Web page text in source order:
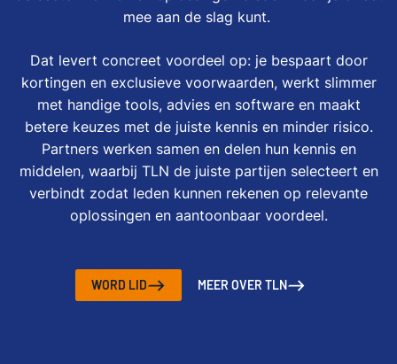
mee aan de slag kunt.
Dat levert concreet voordeel op: je bespaart door
kortingen en exclusieve voorwaarden, werkt slimmer
met handige tools, advies en software en maakt
betere keuzes met de juiste kennis en minder risico.
Partners werken samen en delen hun kennis en
middelen, waarbij TLN de juiste partijen selecteert en
verbindt zodat leden kunnen rekenen op relevante
oplossingen en aantoonbaar voordeel.
WORD LID MEER OVER TLN